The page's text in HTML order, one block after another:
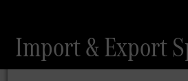
Import & Export